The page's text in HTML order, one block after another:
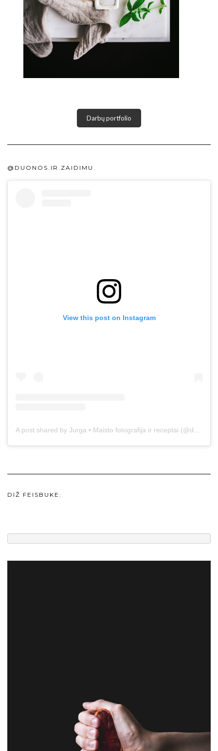
Darbų portfolio
@DUONOS.IR.ZAIDIMU
View this post on Instagram
A post shared by Jurga • Maisto fotografija ir receptai (@duonos.ir.zaidimu)
DIŽ FEISBUKE: